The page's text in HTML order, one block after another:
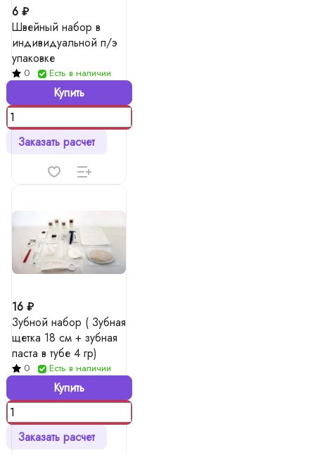
6 ₽
Швейный набор в
индивидуальной п/э
упаковке
0 Есть в наличии
Купить
Заказать расчет
16 ₽
Зубной набор ( Зубная
щетка 18 см + зубная
паста в тубе 4 гр)
0 Есть в наличии
Купить
Заказать расчет